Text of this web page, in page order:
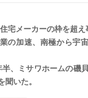
宅メーカーの枠を超え
の加速、南極から宇
半、ミサワホームの
いた。